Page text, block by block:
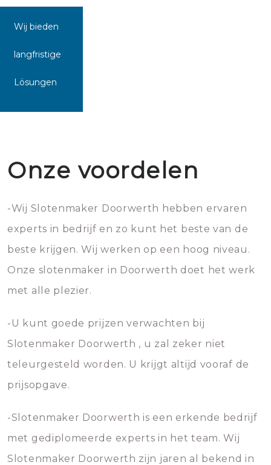
Wij bieden
langfristige
Lösungen
Onze voordelen
-Wij Slotenmaker Doorwerth hebben ervaren
experts in bedrijf en zo kunt het beste van de
beste krijgen. Wij werken op een hoog niveau.
Onze slotenmaker in Doorwerth doet het werk
met alle plezier.
-U kunt goede prijzen verwachten bij
Slotenmaker Doorwerth , u zal zeker niet
teleurgesteld worden. U krijgt altijd vooraf de
prijsopgave.
-Slotenmaker Doorwerth is een erkende bedrijf
met gediplomeerde experts in het team. Wij
Slotenmaker Doorwerth zijn jaren al bekend in